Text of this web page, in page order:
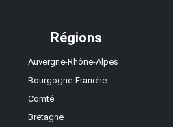
Régions
Auvergne-Rhône-Alpes
Bourgogne-Franche-
Comté
Bretagne